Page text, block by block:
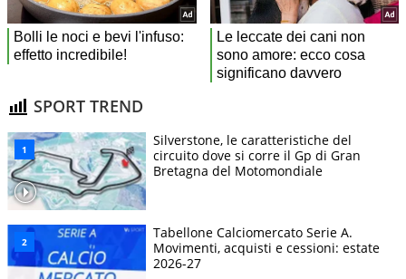
SPORT TREND
Silverstone, le caratteristiche del
circuito dove si corre il Gp di Gran
Bretagna del Motomondiale
Tabellone Calciomercato Serie A.
Movimenti, acquisti e cessioni: estate
2026-27